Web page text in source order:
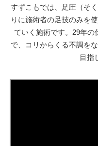
すずこもでは、足圧（そ
りに施術者の足技のみを
ていく施術です。29年の
で、コリからくる不調を
目指